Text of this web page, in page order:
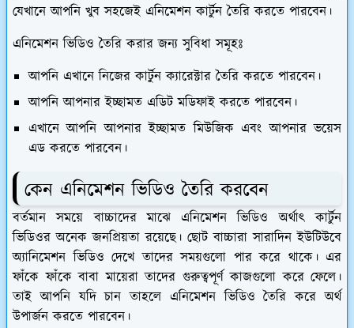
যেখানে আপনি খুব সহজেই এনিমেশন কার্টুন তৈরি করতে পারবেন।
এনিমেশন ভিডিও তৈরি করার জন্য সুবিধা সমূহঃ
আপনি এখানে নিজের কার্টুন ক্যারেক্টার তৈরি করতে পারবেন।
আপনি আপনার ইচ্ছামত এডিট মডিফাই করতে পারবেন।
এখানে আপনি আপনার ইচ্ছামত মিউজিক এবং আপনার ভয়েস
এড করতে পারবেন।
কেন এনিমেশন ভিডিও তৈরি করবেন
বর্তমান সময়ে বাচ্চাদের মাঝে এনিমেশন ভিডিও অর্থাৎ কার্টুন
ভিডিওর অনেক জনপ্রিয়তা রয়েছে। ছোট বাচ্চারা সারাদিন ইউটিউবে
অ্যানিমেশন ভিডিও দেখে তাদের সময়গুলো পার করে থাকে। এর
ফাঁকে ফাঁকে বাবা মায়েরা তাদের গুরুত্বপূর্ণ কাজগুলো করে ফেলে।
তাই আপনি যদি চান তাহলে এনিমেশন ভিডিও তৈরি করে অর্থ
উপার্জন করতে পারবেন।